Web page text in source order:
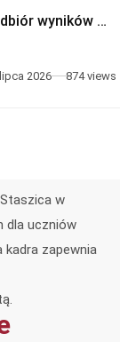
wyników …
2026 874 views
w
dla uczniów
kadra zapewnia